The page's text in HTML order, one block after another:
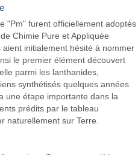
"Pm" furent officiellement adoptés
Chimie Pure et Appliquée
initialement hésité à nommer
le premier élément découvert
parmi les lanthanides,
synthétisés quelques années
une étape importante dans la
prédits par le tableau
naturellement sur Terre.